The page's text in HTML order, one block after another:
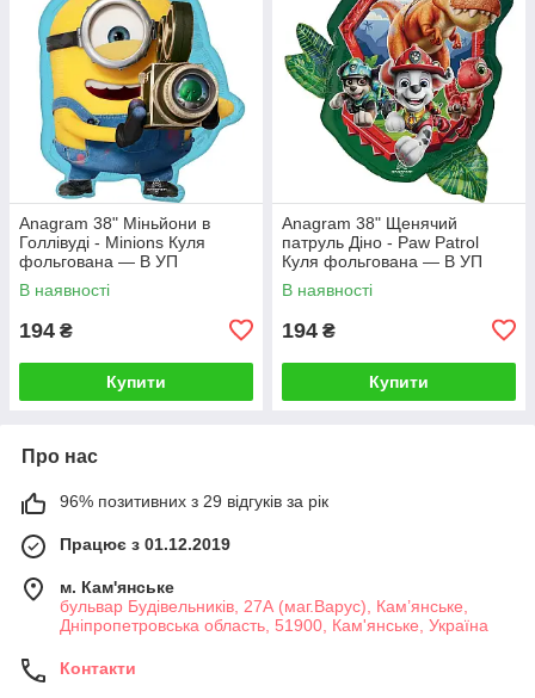
Аnagram 38" Міньйони в
Голлівуді - Minions Куля
фольгована — В УП
В наявності
194 ₴
Купити
Аnagram 38" Щенячий
патруль Діно - Paw Patrol
Куля фольгована — В УП
В наявності
194 ₴
Купити
Про нас
96% позитивних з 29 відгуків за рік
Працює з 01.12.2019
м. Кам'янське
бульвар Будівельників, 27А (маг.Варус), Кам’янське,
Дніпропетровська область, 51900, Кам'янське, Україна
Контакти